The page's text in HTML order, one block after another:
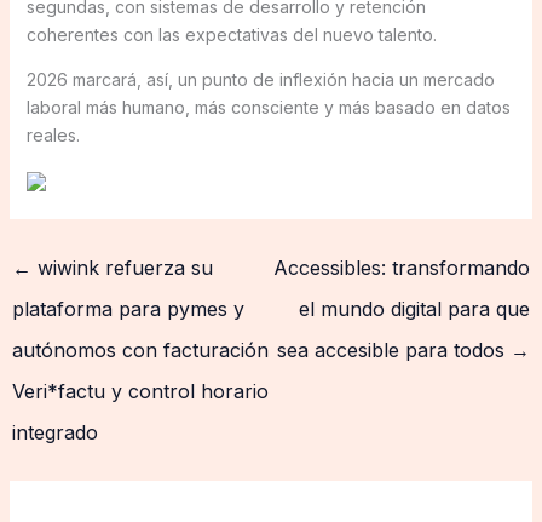
segundas, con sistemas de desarrollo y retención
coherentes con las expectativas del nuevo talento.
2026 marcará, así, un punto de inflexión hacia un mercado
laboral más humano, más consciente y más basado en datos
reales.
← wiwink refuerza su
plataforma para pymes y
autónomos con facturación
Veri*factu y control horario
integrado
Accessibles: transformando
el mundo digital para que
sea accesible para todos →